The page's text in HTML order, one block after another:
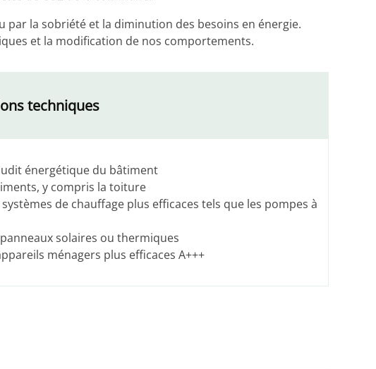
par la sobriété et la diminution des besoins en énergie.
et la modification de nos comportements.
techniques
énergétique du bâtiment
y compris la toiture
systèmes de chauffage plus efficaces tels que les pompes à
solaires ou thermiques
ménagers plus efficaces A+++